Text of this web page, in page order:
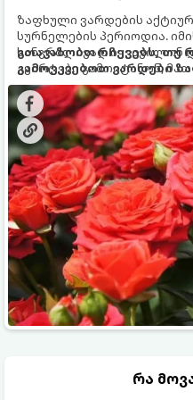
ზაფხული ვარდების
სურნელების პერიოდია.
ხანგრძლივად იყვავილონ
კვირტები გამოიტანონ,
გამოკვება სჭირდებათ.
მოთხოვნილებები
ვიცოდეთ, რომელი
გთავაზობთ რჩევებს, თუ
გამოვკვებოთ ვარდები
შედეგის მისაღწევად:
რა